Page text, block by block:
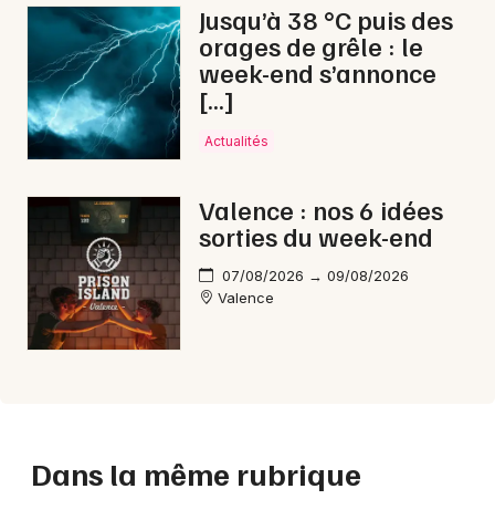
Jusqu’à 38 °C puis des
orages de grêle : le
week-end s’annonce
[…]
Actualités
Valence : nos 6 idées
sorties du week-end
07/08/2026 → 09/08/2026
Valence
Dans la même rubrique